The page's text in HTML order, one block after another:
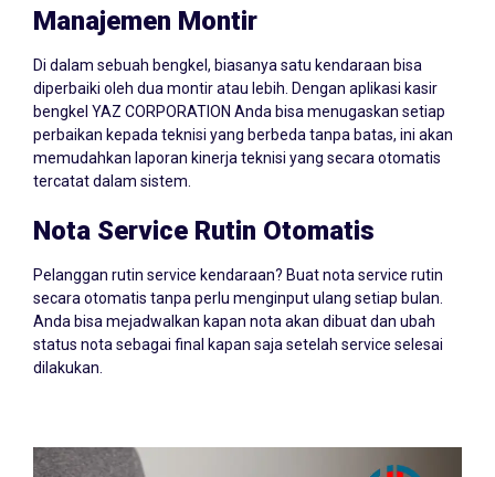
Manajemen Montir
Di dalam sebuah bengkel, biasanya satu kendaraan bisa
diperbaiki oleh dua montir atau lebih. Dengan aplikasi kasir
bengkel YAZ CORPORATION Anda bisa menugaskan setiap
perbaikan kepada teknisi yang berbeda tanpa batas, ini akan
memudahkan laporan kinerja teknisi yang secara otomatis
tercatat dalam sistem.
Nota Service Rutin Otomatis
Pelanggan rutin service kendaraan? Buat nota service rutin
secara otomatis tanpa perlu menginput ulang setiap bulan.
Anda bisa mejadwalkan kapan nota akan dibuat dan ubah
status nota sebagai final kapan saja setelah service selesai
dilakukan.